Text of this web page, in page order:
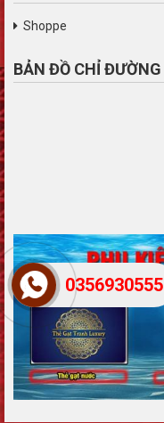
Shoppe
BẢN ĐỒ CHỈ ĐƯỜNG
0356930555